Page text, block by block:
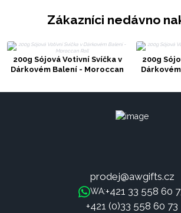
Zákazníci nedávno
200g Sójová Votivní Svíčka v
Dárkovém Balení - Moroccan
200g
prodej@awgifts.cz
WA:+421 33 558 60
+421 (0)33 558 60 73